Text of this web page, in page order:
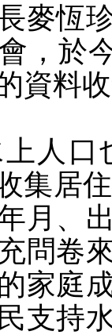
麥恆
，於
資料
人
集居
月、
問卷
家庭
支持